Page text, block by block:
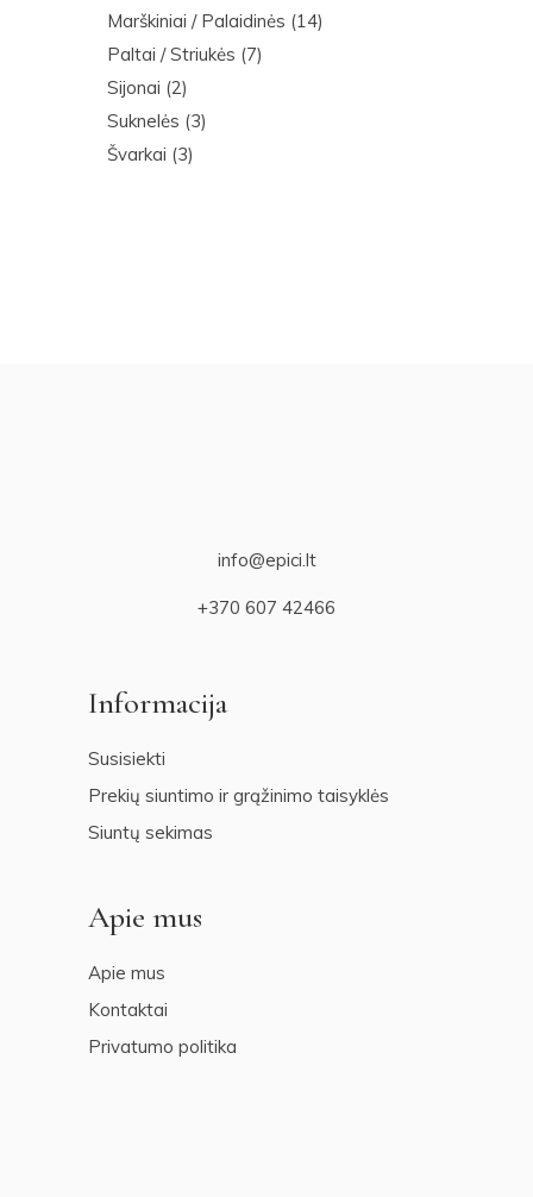
Marškiniai / Palaidinės (14)
Paltai / Striukės (7)
Sijonai (2)
Suknelės (3)
Švarkai (3)
info@epici.lt
+370 607 42466
Informacija
Susisiekti
Prekių siuntimo ir grąžinimo taisyklės
Siuntų sekimas
Apie mus
Apie mus
Kontaktai
Privatumo politika